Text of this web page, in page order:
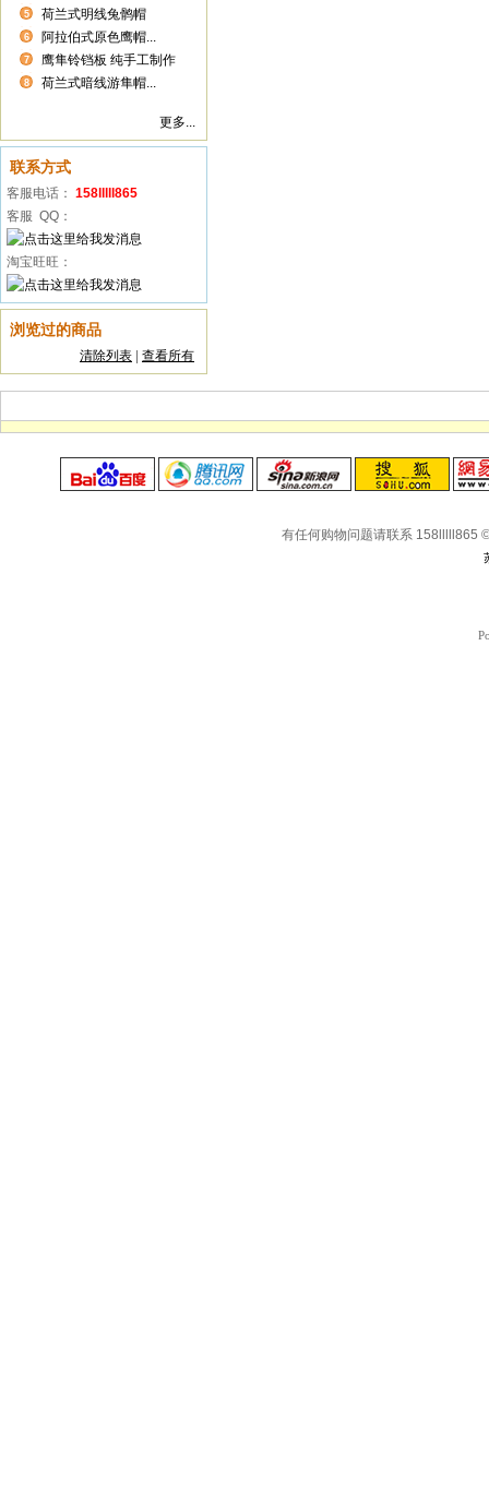
5 荷兰式明线兔鹘帽
6 阿拉伯式原色鹰帽...
7 鹰隼铃铛板 纯手工制作
8 荷兰式暗线游隼帽...
更多...
联系方式
客服电话： 158lllll865
客服 QQ：
淘宝旺旺：
浏览过的商品
清除列表 查看所有
有任何购物问题请联系 158lllll865